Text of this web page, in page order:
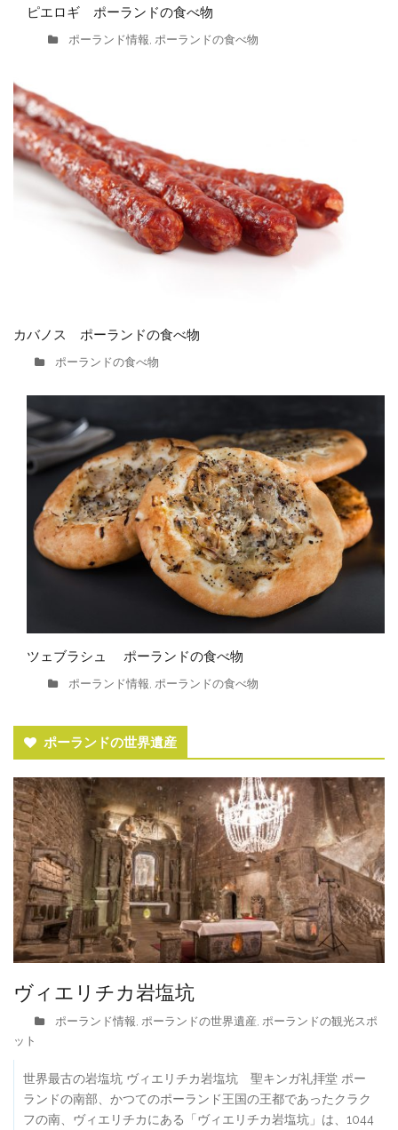
ピエロギ ポーランドの食べ物
ポーランド情報, ポーランドの食べ物
カバノス ポーランドの食べ物
ポーランドの食べ物
ツェブラシュ ポーランドの食べ物
ポーランド情報, ポーランドの食べ物
ポーランドの世界遺産
ヴィエリチカ岩塩坑
ポーランド情報, ポーランドの世界遺産, ポーランドの観光スポ
ット
世界最古の岩塩坑 ヴィエリチカ岩塩坑 聖キンガ礼拝堂 ポー
ランドの南部、かつてのポーランド王国の王都であったクラク
フの南、ヴィエリチカにある「ヴィエリチカ岩塩坑」は、1044